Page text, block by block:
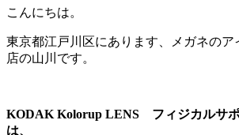
こんにちは。
東京都江戸川区にあります、メガネのア
店の山川です。
KODAK Kolorup LENS フィジカルサ
は、